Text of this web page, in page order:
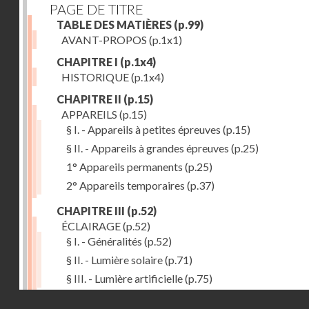
PAGE DE TITRE
TABLE DES MATIÈRES (p.99)
AVANT-PROPOS (p.1x1)
CHAPITRE I (p.1x4)
HISTORIQUE(p.1x4)
CHAPITRE II (p.15)
APPAREILS (p.15)
§ I. - Appareils à petites épreuves (p.15)
§ II. - Appareils à grandes épreuves (p.25)
1° Appareils permanents (p.25)
2° Appareils temporaires (p.37)
CHAPITRE III (p.52)
ÉCLAIRAGE(p.52)
§ I. - Généralités (p.52)
§ II. - Lumière solaire(p.71)
§ III. - Lumière artificielle(p.75)